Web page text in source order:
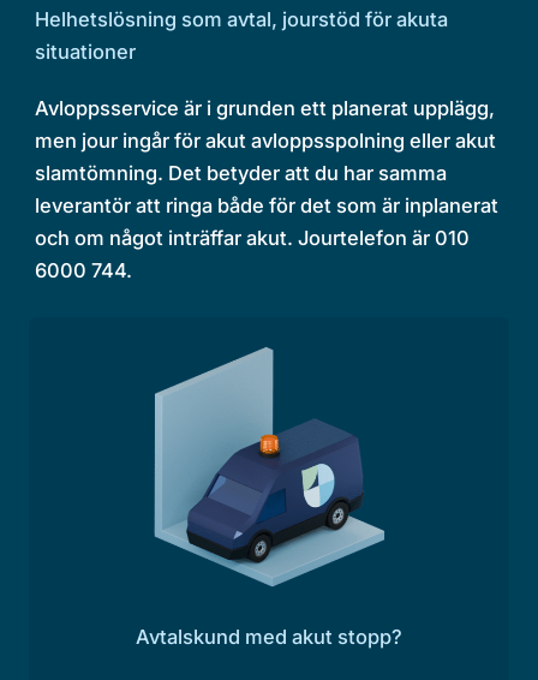
Helhetslösning som avtal, jourstöd för akuta
situationer
Avloppsservice är i grunden ett planerat upplägg,
men jour ingår för akut avloppsspolning eller akut
slamtömning. Det betyder att du har samma
leverantör att ringa både för det som är inplanerat
och om något inträffar akut. Jourtelefon är 010
6000 744.
Avtalskund med akut stopp?